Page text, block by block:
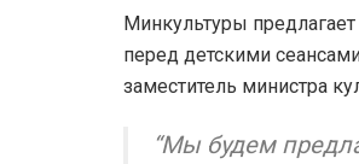
Минкультуры
перед детскими
заместитель министра
“Мы будем